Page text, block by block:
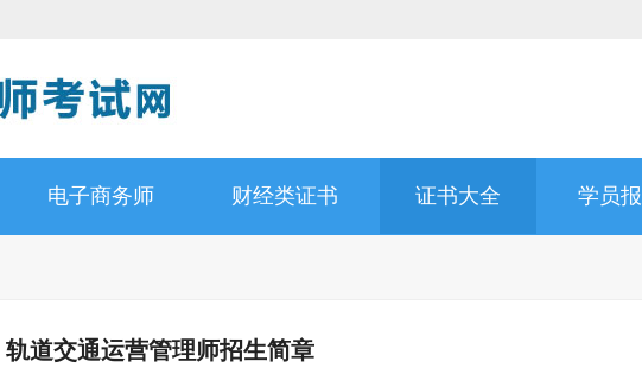
电子商务师 财经类证书 证书大全 学员
轨道交通运营管理师招生简章